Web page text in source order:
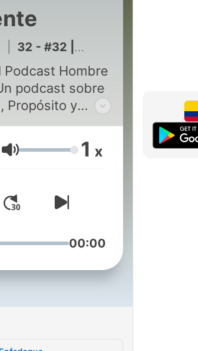
32 - #32 |Fuerza, Vulnerabilidad y Pareja, con Omar Enfedaque
Podcast Hombre
Propósito y
referentes
web:
Volumen 1 x
00:00